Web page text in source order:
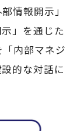
情報開示」
」を通じた
内部マネジ
的な対話に